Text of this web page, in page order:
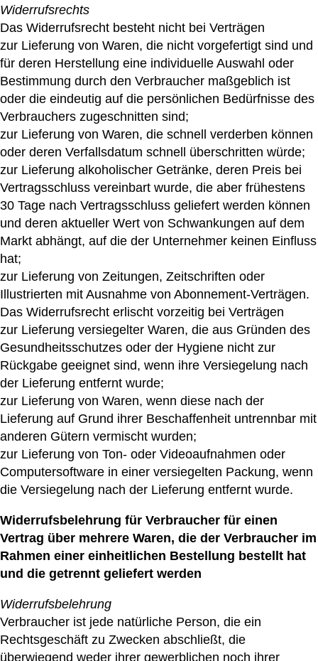
Widerrufsrechts
Das Widerrufsrecht besteht nicht bei Verträgen
zur Lieferung von Waren, die nicht vorgefertigt sind und
für deren Herstellung eine individuelle Auswahl oder
Bestimmung durch den Verbraucher maßgeblich ist
oder die eindeutig auf die persönlichen Bedürfnisse des
Verbrauchers zugeschnitten sind;
zur Lieferung von Waren, die schnell verderben können
oder deren Verfallsdatum schnell überschritten würde;
zur Lieferung alkoholischer Getränke, deren Preis bei
Vertragsschluss vereinbart wurde, die aber frühestens
30 Tage nach Vertragsschluss geliefert werden können
und deren aktueller Wert von Schwankungen auf dem
Markt abhängt, auf die der Unternehmer keinen Einfluss
hat;
zur Lieferung von Zeitungen, Zeitschriften oder
Illustrierten mit Ausnahme von Abonnement-Verträgen.
Das Widerrufsrecht erlischt vorzeitig bei Verträgen
zur Lieferung versiegelter Waren, die aus Gründen des
Gesundheitsschutzes oder der Hygiene nicht zur
Rückgabe geeignet sind, wenn ihre Versiegelung nach
der Lieferung entfernt wurde;
zur Lieferung von Waren, wenn diese nach der
Lieferung auf Grund ihrer Beschaffenheit untrennbar mit
anderen Gütern vermischt wurden;
zur Lieferung von Ton- oder Videoaufnahmen oder
Computersoftware in einer versiegelten Packung, wenn
die Versiegelung nach der Lieferung entfernt wurde.
Widerrufsbelehrung für Verbraucher für einen
Vertrag über mehrere Waren, die der Verbraucher im
Rahmen einer einheitlichen Bestellung bestellt hat
und die getrennt geliefert werden
Widerrufsbelehrung
Verbraucher ist jede natürliche Person, die ein
Rechtsgeschäft zu Zwecken abschließt, die
überwiegend weder ihrer gewerblichen noch ihrer